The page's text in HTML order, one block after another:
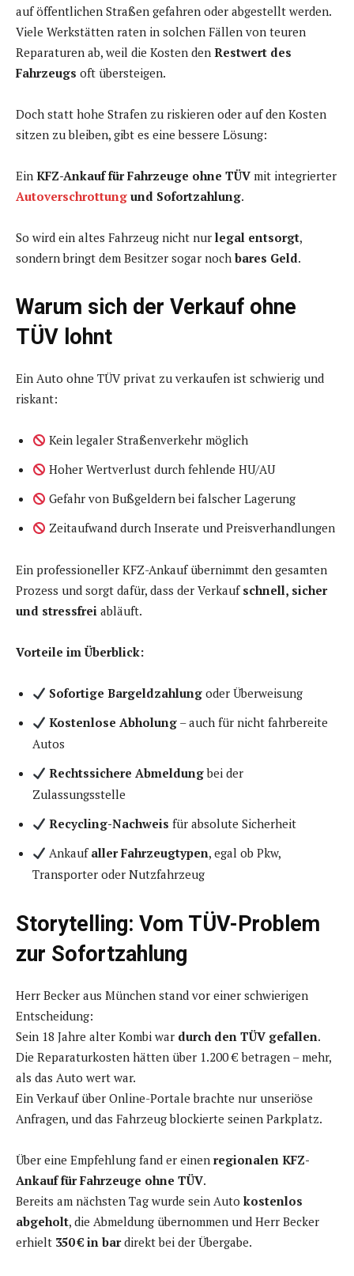
auf öffentlichen Straßen gefahren oder abgestellt werden.
Viele Werkstätten raten in solchen Fällen von teuren
Reparaturen ab, weil die Kosten den Restwert des
Fahrzeugs oft übersteigen.
Doch statt hohe Strafen zu riskieren oder auf den Kosten
sitzen zu bleiben, gibt es eine bessere Lösung:
Ein KFZ-Ankauf für Fahrzeuge ohne TÜV mit integrierter
Autoverschrottung und Sofortzahlung.
So wird ein altes Fahrzeug nicht nur legal entsorgt,
sondern bringt dem Besitzer sogar noch bares Geld.
Warum sich der Verkauf ohne
TÜV lohnt
Ein Auto ohne TÜV privat zu verkaufen ist schwierig und
riskant:
Kein legaler Straßenverkehr möglich
Hoher Wertverlust durch fehlende HU/AU
Gefahr von Bußgeldern bei falscher Lagerung
Zeitaufwand durch Inserate und Preisverhandlungen
Ein professioneller KFZ-Ankauf übernimmt den gesamten
Prozess und sorgt dafür, dass der Verkauf schnell, sicher
und stressfrei abläuft.
Vorteile im Überblick:
Sofortige Bargeldzahlung oder Überweisung
Kostenlose Abholung – auch für nicht fahrbereite
Autos
Rechtssichere Abmeldungbei der
Zulassungsstelle
Recycling-Nachweis für absolute Sicherheit
Ankauf aller Fahrzeugtypen, egal ob Pkw,
Transporter oder Nutzfahrzeug
Storytelling: Vom TÜV-Problem
zur Sofortzahlung
Herr Becker aus München stand vor einer schwierigen
Entscheidung:
Sein 18 Jahre alter Kombi war durch den TÜV gefallen.
Die Reparaturkosten hätten über 1.200 € betragen – mehr,
als das Auto wert war.
Ein Verkauf über Online-Portale brachte nur unseriöse
Anfragen, und das Fahrzeug blockierte seinen Parkplatz.
Über eine Empfehlung fand er einen regionalen KFZ-
Ankauf für Fahrzeuge ohne TÜV.
Bereits am nächsten Tag wurde sein Auto kostenlos
abgeholt, die Abmeldung übernommen und Herr Becker
erhielt 350 € in bardirekt bei der Übergabe.